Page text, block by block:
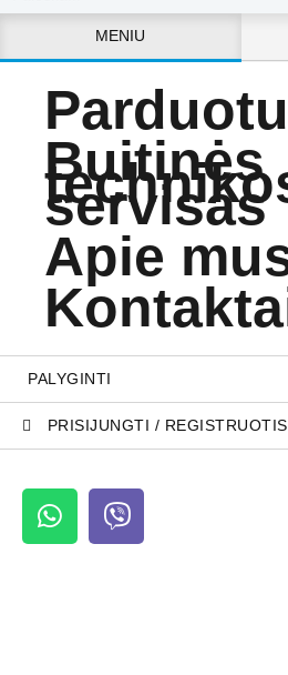
MENIU
Buitinės
servisas
Apie
PALYGINTI
PRISIJUNGTI / REGISTRUOTIS